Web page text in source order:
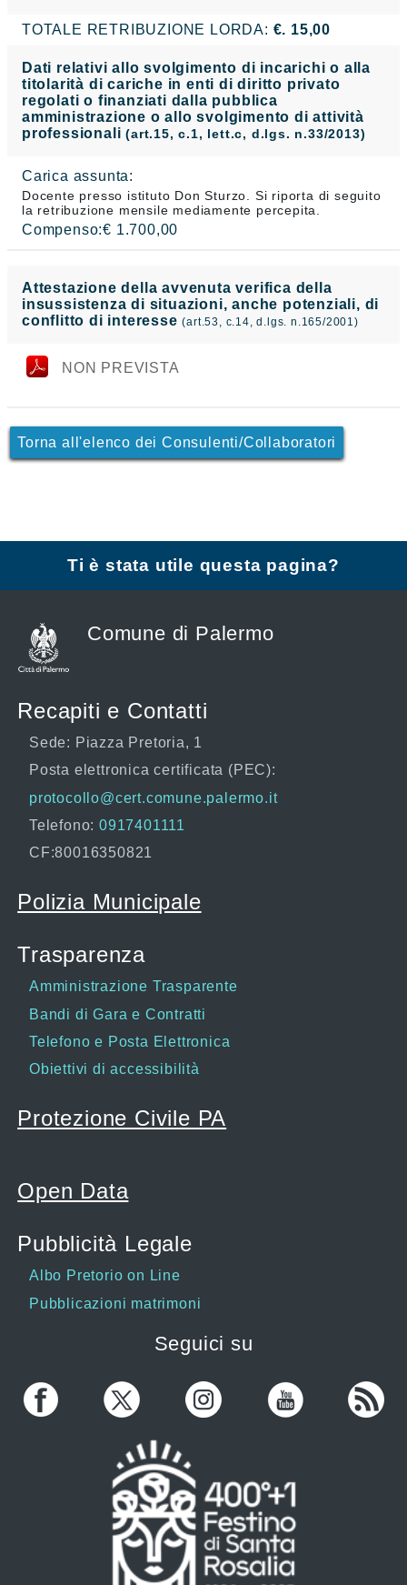
TOTALE RETRIBUZIONE LORDA: €. 15,00
Dati relativi allo svolgimento di incarichi o alla
titolarità di cariche in enti di diritto privato
regolati o finanziati dalla pubblica
amministrazione o allo svolgimento di attività
professionali(art.15, c.1, lett.c, d.lgs. n.33/2013)
Carica assunta:
Docente presso istituto Don Sturzo. Si riporta di seguito
la retribuzione mensile mediamente percepita.
Compenso:€ 1.700,00
Attestazione della avvenuta verifica della
insussistenza di situazioni, anche potenziali, di
conflitto di interesse(art.53, c.14, d.lgs. n.165/2001)
NON PREVISTA
Torna all'elenco dei Consulenti/Collaboratori
Ti è stata utile questa pagina?
Comune di Palermo
Recapiti e Contatti
Sede: Piazza Pretoria, 1
Posta elettronica certificata (PEC):
protocollo@cert.comune.palermo.it
Telefono: 0917401111
CF:80016350821
Polizia Municipale
Trasparenza
Amministrazione Trasparente
Bandi di Gara e Contratti
Telefono e Posta Elettronica
Obiettivi di accessibilità
Protezione Civile PA
Open Data
Pubblicità Legale
Albo Pretorio on Line
Pubblicazioni matrimoni
Seguici su